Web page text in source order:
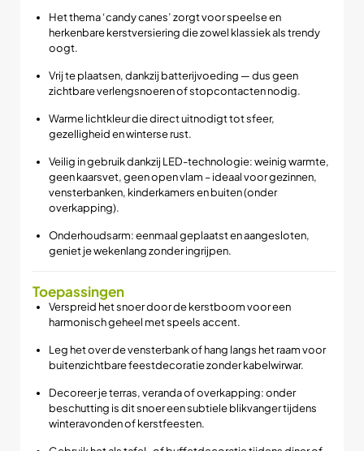
Het thema ‘candy canes’ zorgt voor speelse en
herkenbare kerstversiering die zowel klassiek als trendy
oogt.
Vrij te plaatsen, dankzij batterijvoeding — dus geen
zichtbare verlengsnoeren of stopcontacten nodig.
Warme lichtkleur die direct uitnodigt tot sfeer,
gezelligheid en winterse rust.
Veilig in gebruik dankzij LED-technologie: weinig warmte,
geen kaarsvet, geen open vlam – ideaal voor gezinnen,
vensterbanken, kinderkamers en buiten (onder
overkapping).
Onderhoudsarm: eenmaal geplaatst en aangesloten,
geniet je wekenlang zonder ingrijpen.
Toepassingen
Verspreid het snoer door de kerstboom voor een
harmonisch geheel met speels accent.
Leg het over de vensterbank of hang langs het raam voor
buitenzichtbare feestdecoratie zonder kabelwirwar.
Decoreer je terras, veranda of overkapping: onder
beschutting is dit snoer een subtiele blikvanger tijdens
winteravonden of kerstfeesten.